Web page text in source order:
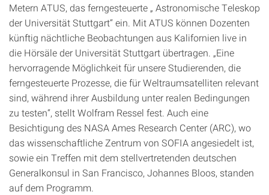
Metern ATUS, das ferngesteuerte „ Astronomische Teleskop
der Universität Stuttgart“ ein. Mit ATUS können Dozenten
künftig nächtliche Beobachtungen aus Kalifornien live in
die Hörsäle der Universität Stuttgart übertragen. „Eine
hervorragende Möglichkeit für unsere Studierenden, die
ferngesteuerte Prozesse, die für Weltraumsatelliten relevant
sind, während ihrer Ausbildung unter realen Bedingungen
zu testen“, stellt Wolfram Ressel fest. Auch eine
Besichtigung des NASA Ames Research Center (ARC), wo
das wissenschaftliche Zentrum von SOFIA angesiedelt ist,
sowie ein Treffen mit dem stellvertretenden deutschen
Generalkonsul in San Francisco, Johannes Bloos, standen
auf dem Programm.